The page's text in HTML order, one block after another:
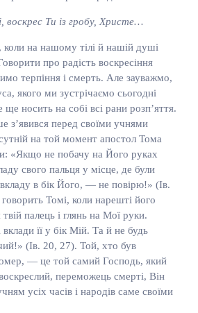
воскрес Ти із гробу, Христе…
на нашому тілі й нашій душі
про радість воскресіння
терпіння і смерть. Але зауважмо,
якого ми зустрічаємо сьогодні
носить на собі всі рани розп’яття.
з’явився перед своїми учнями
на той момент апостол Тома
«Якщо не побачу на Його руках
свого пальця у місце, де були
в бік Його, — не повірю!» (Ів.
Томі, коли нарешті його
палець і глянь на Мої руки.
її у бік Мій. Та й не будь
(Ів. 20, 27). Той, хто був
— це той самий Господь, який
переможець смерті, Він
усіх часів і народів саме своїми